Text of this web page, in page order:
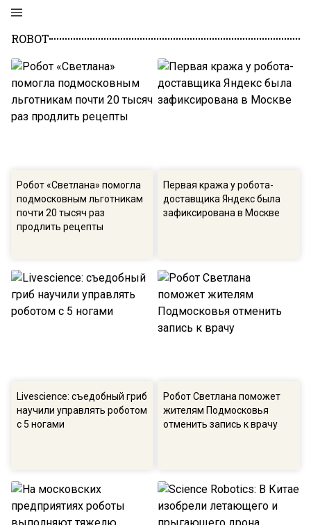
ROBOT
Робот «Светлана» помогла
подмосковным льготникам
почти 20 тысяч раз
продлить рецепты
Первая кража у робота-
доставщика Яндекс была
зафиксирована в Москве
Livescience: съедобный гриб
научили управлять роботом
с 5 ногами
Робот Светлана поможет
жителям Подмосковья
отменить запись к врачу